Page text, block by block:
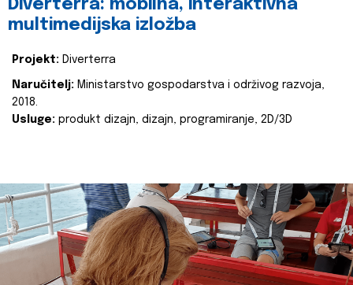
Diverterra: mobilna, interaktivna
multimedijska izložba
Projekt: Diverterra
Naručitelj: Ministarstvo gospodarstva i održivog razvoja,
2018.
Usluge: produkt dizajn, dizajn, programiranje, 2D/3D